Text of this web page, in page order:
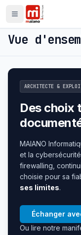
Vue
ARCHITECTE &
Des choix
MAIANO
et la
firewalling,
choisie pour sa
ses limites.
Échanger
Ou lire notre
Panneau de gestion